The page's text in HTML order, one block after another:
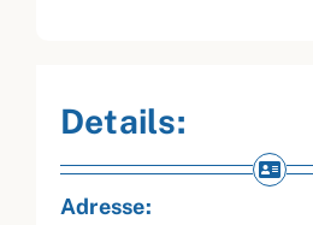
Details:
Adresse: